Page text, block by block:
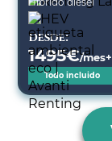
Desde:
1495€/
Todo incluido